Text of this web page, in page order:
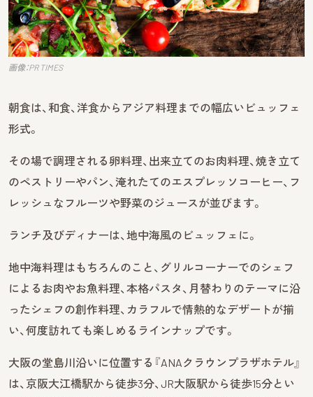
画像：PR TIMES
朝食は、和食、洋食からアジア料理までの幅広いビュッフェ
形式。
その場で調理される卵料理、出来立てのお肉料理、焼き立て
のペストリーやパン、淹れたてのエスプレッソコーヒー、フ
レッシュなフルーツや野菜のジュースが並びます。
ランチ及びディナーは、地中海風のビュッフェに。
地中海料理はもちろんのこと、グリルコーナーでのシェフ
によるお肉やお魚料理、本格パスタ、月替わりのテーマに沿
ったシェフの創作料理、カラフルで情熱的なデザートが揃
い、何度訪れても楽しめるラインナップです。
大阪の堂島川沿いに位置する『ANAクラウンプラザホテル』
は、京阪大江橋駅から徒歩3分、JR大阪駅から徒歩15分とい